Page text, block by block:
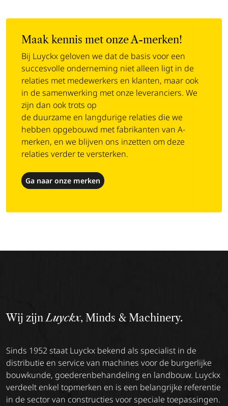
Maak kennis met onze A-merken!
Bij Luyckx geloven we dat de basis voor een
succesvolle onderneming niet alleen ligt in de
relaties met medewerkers en klanten, maar ook
in de samenwerking met onze leveranciers. We
zijn dan ook trots op
de duurzame en langdurige relaties die we
hebben opgebouwd met fabrikanten van A-
merken, en we blijven ons inzetten om deze
relaties verder te versterken.
Ga naar onze merken
Wij zijnLuyckx, Minds & Machinery.
Sinds 1952 staat Luyckx bekend als specialist in de
distributie en service van machines voor de burgerlijke
bouwkunde, goederenbehandeling en landbouw. Luyckx
verdeelt enkel topmerken en is een belangrijke referentie
in de sector van constructies voor speciale toepassingen.